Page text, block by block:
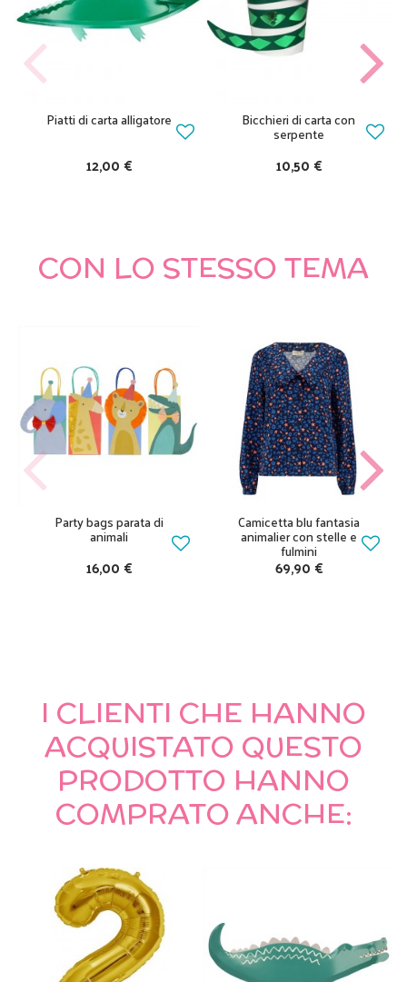
Piatti di carta alligatore
12,00 €
Bicchieri di carta con
serpente
10,50 €
CON LO STESSO TEMA
Party bags parata di
animali
16,00 €
Camicetta blu fantasia
animalier con stelle e
fulmini
69,90 €
I CLIENTI CHE HANNO
ACQUISTATO QUESTO
PRODOTTO HANNO
COMPRATO ANCHE: